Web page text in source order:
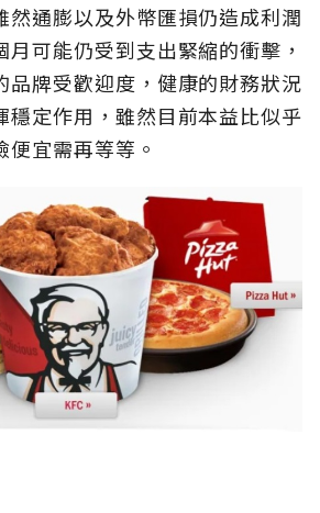
然通膨以及外幣匯損仍造成利潤
月可能仍受到支出緊縮的衝擊，
品牌受歡迎度，健康的財務狀況
穩定作用，雖然目前本益比似乎
宜需再等等。